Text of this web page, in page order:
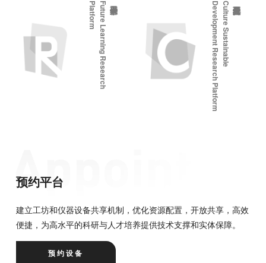
F
u
t
u
r
e
L
e
a
r
n
i
n
g
R
e
s
e
a
r
c
h
P
l
a
t
f
o
r
m C
u
l
t
u
r
e
S
u
s
t
a
i
n
a
b
l
e
D
e
v
e
l
o
p
m
e
n
t
R
e
s
e
a
r
c
h
P
l
a
t
f
o
r
m
预约平台
建立工坊和仪器设备共享机制，优化资源配置，开放共享，高效
便捷，为高水平的科研与人才培养提供技术支撑和实体保障。
预约设备